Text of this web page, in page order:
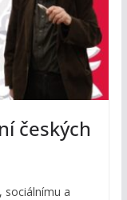
českých
sociálnímu a